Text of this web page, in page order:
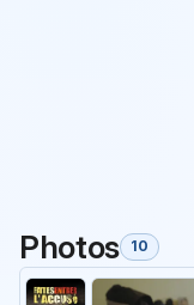
Photos 10